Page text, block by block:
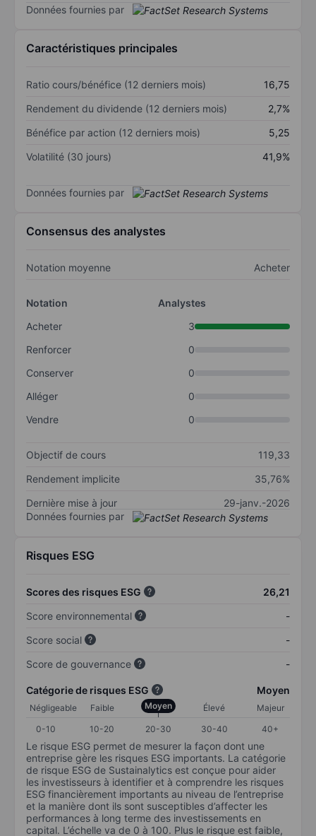
Données fournies par
Caractéristiques principales
Ratio cours/bénéfice (12 derniers mois)
16,75
Rendement du dividende (12 derniers mois)
2,7%
Bénéfice par action (12 derniers mois)
5,25
Volatilité (30 jours)
41,9%
Données fournies par
Consensus des analystes
Notation moyenne Acheter
Notation
Analystes
Acheter
3
Renforcer
0
Conserver
0
Alléger
0
Vendre
0
Objectif de cours
119,33
Rendement implicite
35,76%
Dernière mise à jour
29-janv.-2026
Données fournies par
Risques ESG
Scores des risques ESG
26,21
Score environnemental
-
Score social
-
Score de gouvernance
-
Catégorie de risques ESG Moyen
Négligeable Faible Moyen Élevé
Majeur
0-10
10-20 20-30 30-40 40+
Le risque ESG permet de mesurer la façon dont une
entreprise gère les risques ESG importants. La catégorie
de risque ESG de Sustainalytics est conçue pour aider
les investisseurs à identifier et à comprendre les risques
ESG financièrement importants au niveau de l’entreprise
et la manière dont ils sont susceptibles d’affecter les
performances à long terme des investissements en
capital. L’échelle va de 0 à 100. Plus le risque est faible,